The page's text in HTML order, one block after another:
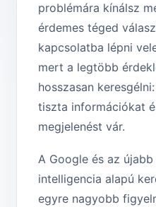
problémára kínálsz
érdemes téged
kapcsolatba lépni
mert a legtöbb
hosszasan
tiszta információkat
megjelenést vár.
A Google és az
intelligencia alapú
egyre nagyobb